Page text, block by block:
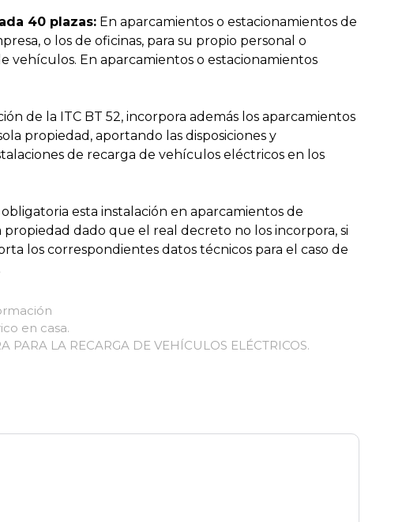
40 plazas:En aparcamientos o estacionamientos de
o los de oficinas, para su propio personal o
vehículos. En aparcamientos o estacionamientos
de la ITC BT 52, incorpora además los aparcamientos
propiedad, aportando las disposiciones y
de recarga de vehículos eléctricos en los
esta instalación en aparcamientos de
propiedad dado que el real decreto no los incorpora, si
los correspondientes datos técnicos para el caso de
en casa.
PARA LA RECARGA DE VEHÍCULOS ELÉCTRICOS.